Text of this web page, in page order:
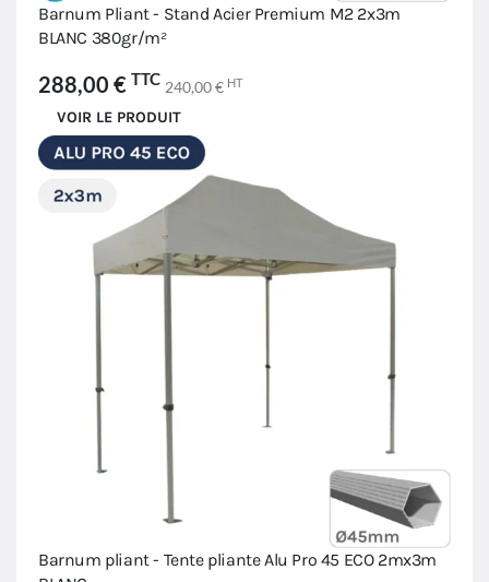
Barnum Pliant - Stand Acier Premium M2 2x3m
BLANC 380gr/m²
288,00 € TTC 240,00 € HT
VOIR LE PRODUIT
Barnum pliant - Tente pliante Alu Pro 45 ECO 2mx3m